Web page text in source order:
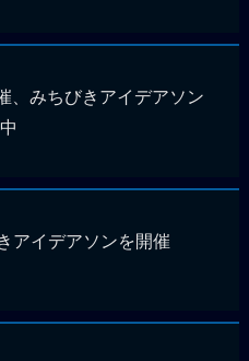
、みちびきアイデアソン
アイデアソンを開催